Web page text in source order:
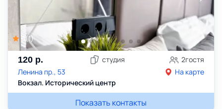
5 (1)
120 р. студия 2гостя
Ленина пр., 53
На карте
Вокзал. Исторический центр
Показать контакты